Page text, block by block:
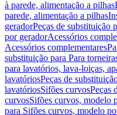
à parede, alimentação a pilhas
parede, alimentação a pilhas
geradorPeças de substituição
por geradorAcessórios
Acessórios complementares
substituição para Para
para lavatórios, lava-loiças,
lavatóriosPeças de
lavatóriosSifões curvosPeças
curvosSifões curvos, modelo
para Sifões curvos, modelo